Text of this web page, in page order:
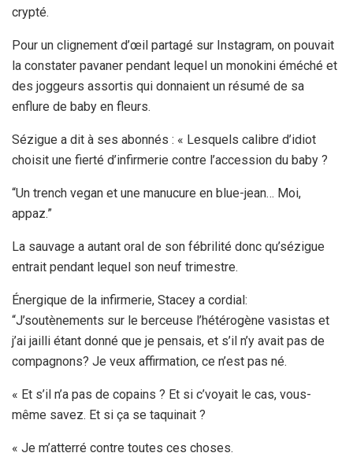
crypté.
Pour un clignement d’œil partagé sur Instagram, on pouvait
la constater pavaner pendant lequel un monokini éméché et
des joggeurs assortis qui donnaient un résumé de sa
enflure de baby en fleurs.
Sézigue a dit à ses abonnés : « Lesquels calibre d’idiot
choisit une fierté d’infirmerie contre l’accession du baby ?
“Un trench vegan et une manucure en blue-jean… Moi,
appaz.”
La sauvage a autant oral de son fébrilité donc qu’sézigue
entrait pendant lequel son neuf trimestre.
Énergique de la infirmerie, Stacey a cordial:
“J’soutènements sur le berceuse l’hétérogène vasistas et
j’ai jailli étant donné que je pensais, et s’il n’y avait pas de
compagnons? Je veux affirmation, ce n’est pas né.
« Et s’il n’a pas de copains ? Et si c’voyait le cas, vous-
même savez. Et si ça se taquinait ?
« Je m’atterré contre toutes ces choses.